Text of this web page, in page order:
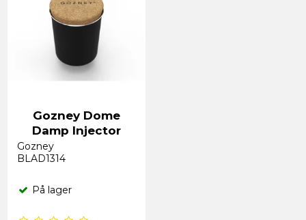
Gozney Dome
Damp Injector
Gozney
BLAD1314
På lager